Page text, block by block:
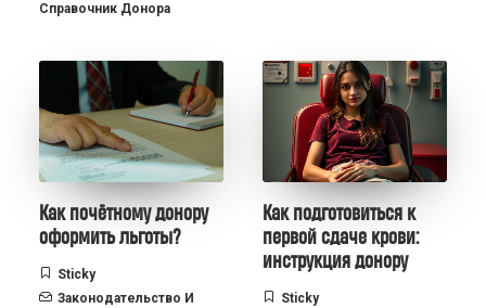
Справочник Донора
Как почётному донору
оформить льготы?
Sticky
Законодательство И
Как подготовиться к
первой сдаче крови:
инструкция донору
Sticky